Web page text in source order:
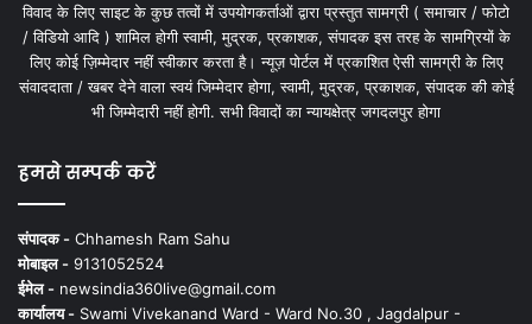
विवाद के लिए साइट के कुछ तत्वों में उपयोगकर्ताओं द्वारा प्रस्तुत सामग्री ( समाचार / फोटो
/ विडियो आदि ) शामिल होगी स्वामी, मुद्रक, प्रकाशक, संपादक इस तरह के सामग्रियों के
लिए कोई ज़िम्मेदार नहीं स्वीकार करता है। न्यूज़ पोर्टल में प्रकाशित ऐसी सामग्री के लिए
संवाददाता / खबर देने वाला स्वयं जिम्मेदार होगा, स्वामी, मुद्रक, प्रकाशक, संपादक की कोई
भी जिम्मेदारी नहीं होगी. सभी विवादों का न्यायक्षेत्र जगदलपुर होगा
हमसे सम्पर्क करें
संपादक - Chhamesh Ram Sahu
मोबाइल - 9131052524
ईमेल - newsindia360live@gmail.com
कार्यालय - Swami Vivekanand Ward - Ward No.30 , Jagdalpur -